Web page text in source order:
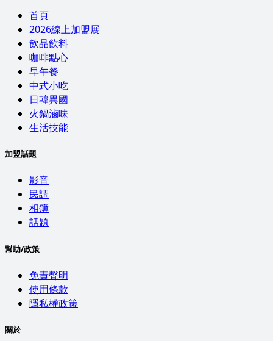
首頁
2026線上加盟展
飲品飲料
咖啡點心
早午餐
中式小吃
日韓異國
火鍋滷味
生活技能
加盟話題
影音
民調
相簿
話題
幫助/政策
免責聲明
使用條款
隱私權政策
關於